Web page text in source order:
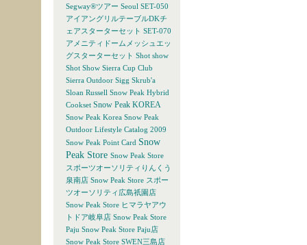
Segway®ツアー Seoul SET-050
アイアングリルテーブルDKチ
ェアスターターセット SET-070
アメニティドームメッシュエッ
グスターターセット Shot show
Shot Show Sierra Cup Club
Sierra Outdoor Sigg Skrub'a
Sloan Russell Snow Peak Hybrid
Cookset Snow Peak KOREA
Snow Peak Korea Snow Peak
Outdoor Lifestyle Catalog 2009
Snow Peak Point Card Snow
Peak Store Snow Peak Store
スポーツオーソリティりんくう
泉南店 Snow Peak Store スポー
ツオーソリティ広島祇園店
Snow Peak Store ヒマラヤアウ
トドア岐阜店 Snow Peak Store
Paju Snow Peak Store Paju店
Snow Peak Store SWEN三島店